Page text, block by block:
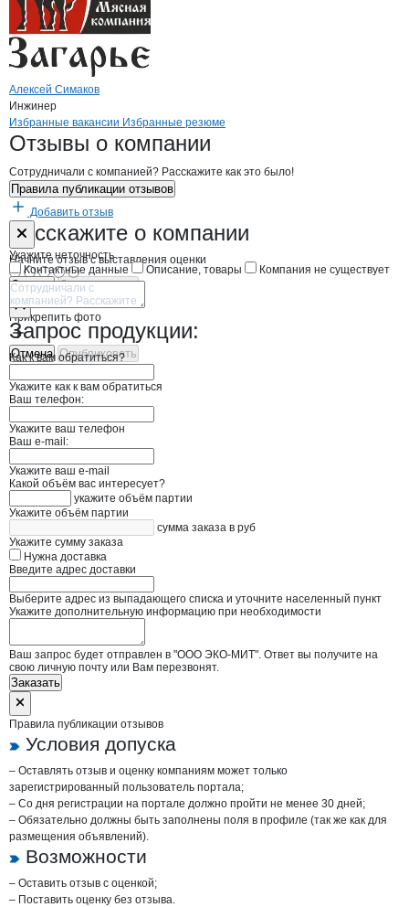
Алексей Симаков
Инжинер
Брендыкомпани ЭКО-МИТ
Вакансии вЭКО-МИТ
Избранные вакансии Избранные резюме
Новости oЭКО-МИТ, ООО
Отзывы о компании
Сотрудничали с компанией? Расскажите как это было!
Правила публикации отзывов
Добавить отзыв
Расскажите о компании
Начните отзыв с выставления оценки
Прикрепить фото
Отмена Опубликовать
Форма обратной связи о неточностях
Укажите неточность
Контактные данные
Описание, товары Компания не существует
Отмена Опубликовать
Запрос продукции:
Как к вам обратиться?
Укажите как к вам обратиться
Ваш телефон:
Укажите ваш телефон
Ваш e-mail:
Укажите ваш e-mail
Какой объём вас интересует?
укажите объём партии
Укажите объём партии
сумма заказа в руб
Укажите сумму заказа
Нужна доставка
Введите адрес доставки
Выберите адрес из выпадающего списка и уточните населенный пункт
Укажите дополнительную информацию при необходимости
Ваш запрос будет отправлен в "ООО ЭКО-МИТ". Ответ вы получите на
свою личную почту или Вам перезвонят.
Заказать
Правила публикации отзывов
Условия допуска
– Оставлять отзыв и оценку компаниям может только
зарегистрированный пользователь портала;
– Со дня регистрации на портале должно пройти не менее 30 дней;
– Обязательно должны быть заполнены поля в профиле (так же как для
размещения объявлений).
Возможности
– Оставить отзыв с оценкой;
– Поставить оценку без отзыва.